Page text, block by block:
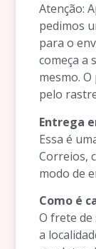
Atenção:
pedimos
para o
começa a
mesmo.
pelo
Entrega
Essa é
Correios,
modo de
Como é
O frete de
a